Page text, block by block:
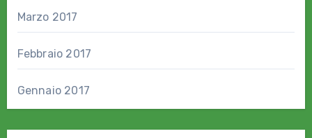
Marzo 2017
Febbraio 2017
Gennaio 2017